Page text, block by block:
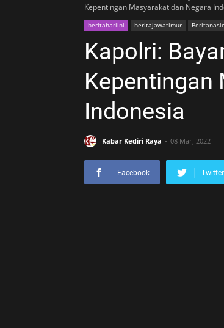
Kepentingan Masyarakat dan Negara
beritahariini beritajawatimur
Kapolri:
Kepentingan
Indonesia
Kabar Kediri Raya 08 Mar, 2022
Facebook Twitter